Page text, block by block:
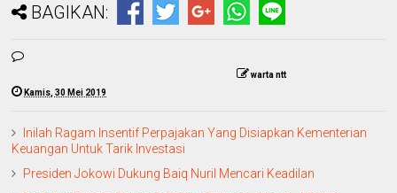
BAGIKAN:
warta ntt
Kamis, 30 Mei 2019
Inilah Ragam Insentif Perpajakan Yang Disiapkan Kementerian
Keuangan Untuk Tarik Investasi
Presiden Jokowi Dukung Baiq Nuril Mencari Keadilan